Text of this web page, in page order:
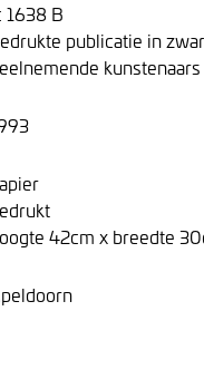
1638 B
publicatie in
kunstenaars
42cm x breedte